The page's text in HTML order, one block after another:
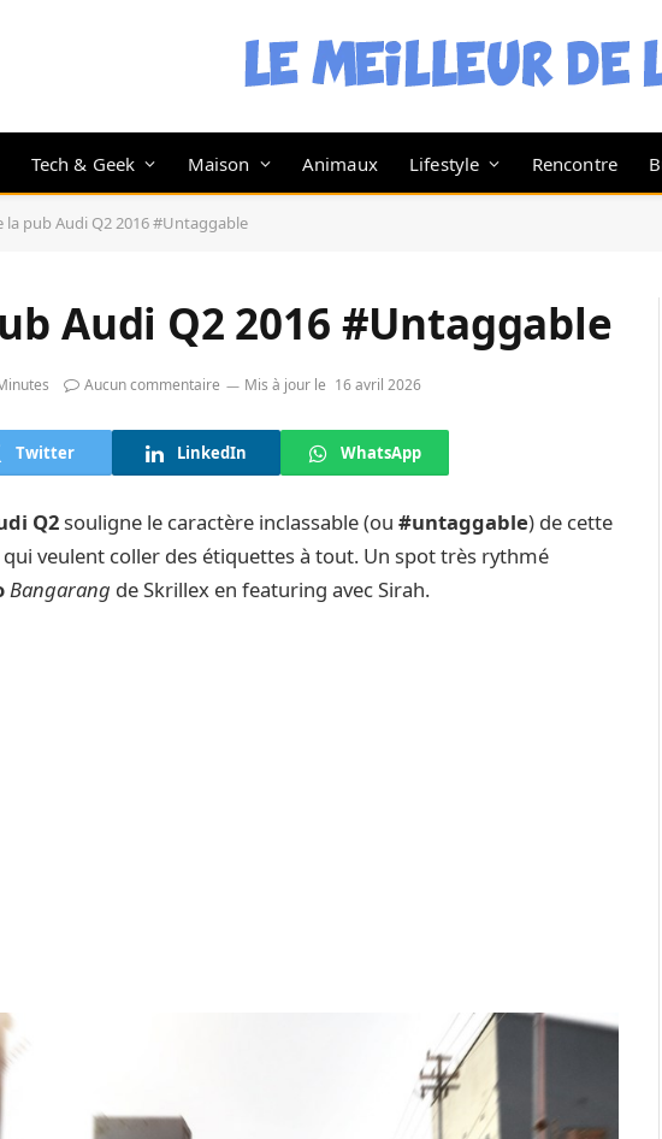
Tech & Geek Maison Animaux Lifestyle Rencontre
la pub Audi Q2 2016 #Untaggable
Audi Q2 2016 #Untaggable
Aucun commentaire Mis à jour le 16 avril 2026
Twitter LinkedIn WhatsApp
Q2souligne le caractère inclassable (ou #untaggable) de cette
qui veulent coller des étiquettes à tout. Un spot très rythmé
Bangarang de Skrillex en featuring avec Sirah.